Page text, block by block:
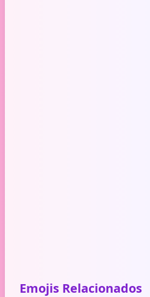
Emojis Relacionados